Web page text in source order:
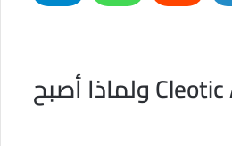
ما هو Cleotic AI Traffic ولماذا أصبح